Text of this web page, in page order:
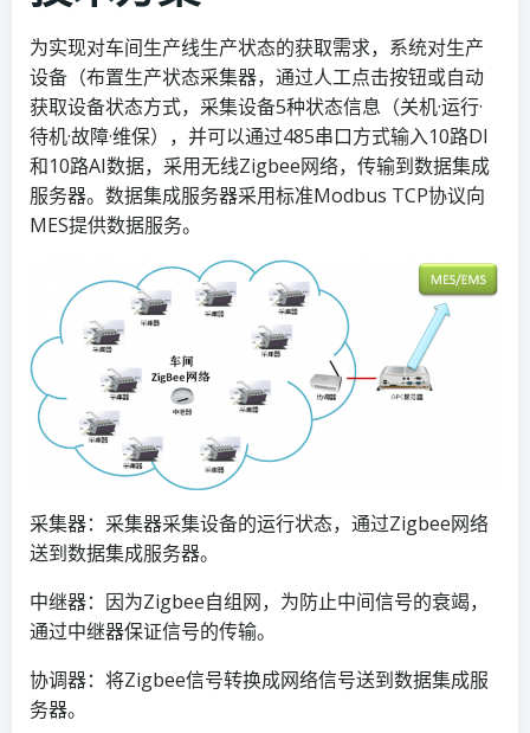
为实现对车间生产线生产状态的获取需求，系统对生产
设备（布置生产状态采集器，通过人工点击按钮或自动
获取设备状态方式，采集设备5种状态信息（关机·运行·
待机·故障·维保），并可以通过485串口方式输入10路DI
和10路AI数据，采用无线Zigbee网络，传输到数据集成
服务器。数据集成服务器采用标准Modbus TCP协议向
MES提供数据服务。
采集器：采集器采集设备的运行状态，通过Zigbee网络
送到数据集成服务器。
中继器：因为Zigbee自组网，为防止中间信号的衰竭，
通过中继器保证信号的传输。
协调器：将Zigbee信号转换成网络信号送到数据集成服
务器。